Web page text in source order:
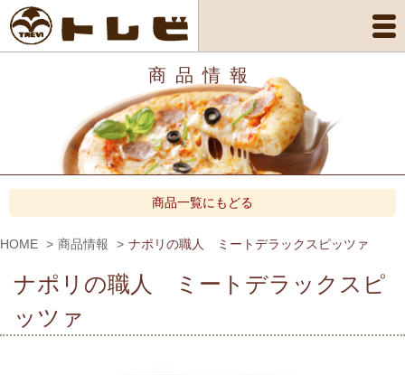
商品情報
商品一覧にもどる
HOME 商品情報 ナポリの職人 ミートデラックスピッツァ
ナポリの職人 ミートデラックスピ
ッツァ